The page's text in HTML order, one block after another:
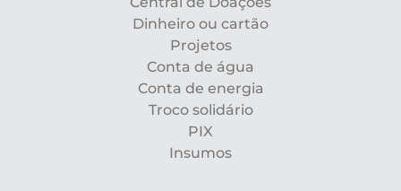
Dinheiro ou cartão
Projetos
Conta de água
Conta de energia
Troco solidário
PIX
Insumos